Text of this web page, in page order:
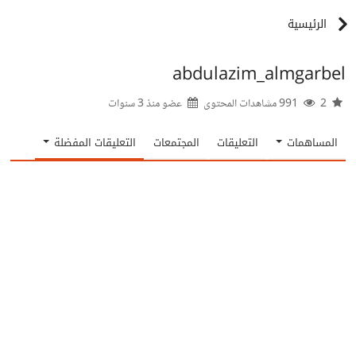
الرئيسية
abdulazim_almgarbel
عضو منذ3 سنوات
المساهمات التعليقات المجتمعات التعليقات المفضلة